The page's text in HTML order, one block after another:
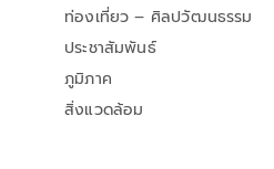
ท่องเที่ยว – ศิลปวัฒนธรรม
ประชาสัมพันธ์
ภูมิภาค
สิ่งแวดล้อม